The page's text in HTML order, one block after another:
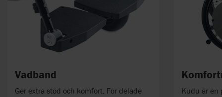
Vadband
Ger extra stöd och komfort. För delade
Kudu är en